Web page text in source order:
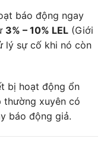
báo động ngay
3% – 10% LEL(Giới
lý sự cố khi nó còn
bị hoạt động ổn
xuyên có
báo động giả.